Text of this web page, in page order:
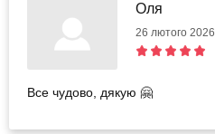
Оля
26 лютого 2026
Все чудово, дякую 🤗